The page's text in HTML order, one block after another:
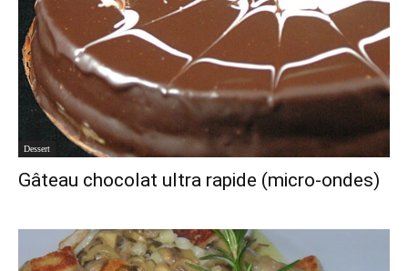
Dessert
Gâteau chocolat ultra rapide (micro-ondes)